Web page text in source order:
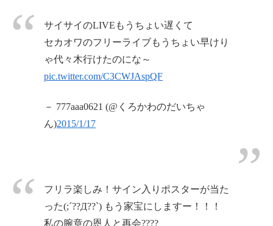
サイサイのLIVEもうちょい遅くて
セカオワのフリーライブもうちょい早けり
ゃ代々木行けたのにな～
pic.twitter.com/C3CWJAspQF
－ 777aaa0621 (@くろかわのだいちゃ
ん)2015/1/17
フリラ楽しみ！サイン入りポスターが当た
った(;´??Д??`) もう家宝にしますー！！！
私の腕章の恩人と再会????